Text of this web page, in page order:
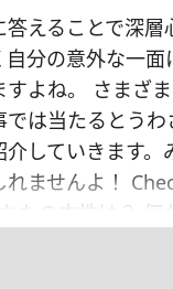
えることで深層
分の意外な一
よね。 さまざ
は当たるとう
していきます。
れませんよ！
たの本性は？ 何
どれ？ A. ダンス
ク Aの「ダンス